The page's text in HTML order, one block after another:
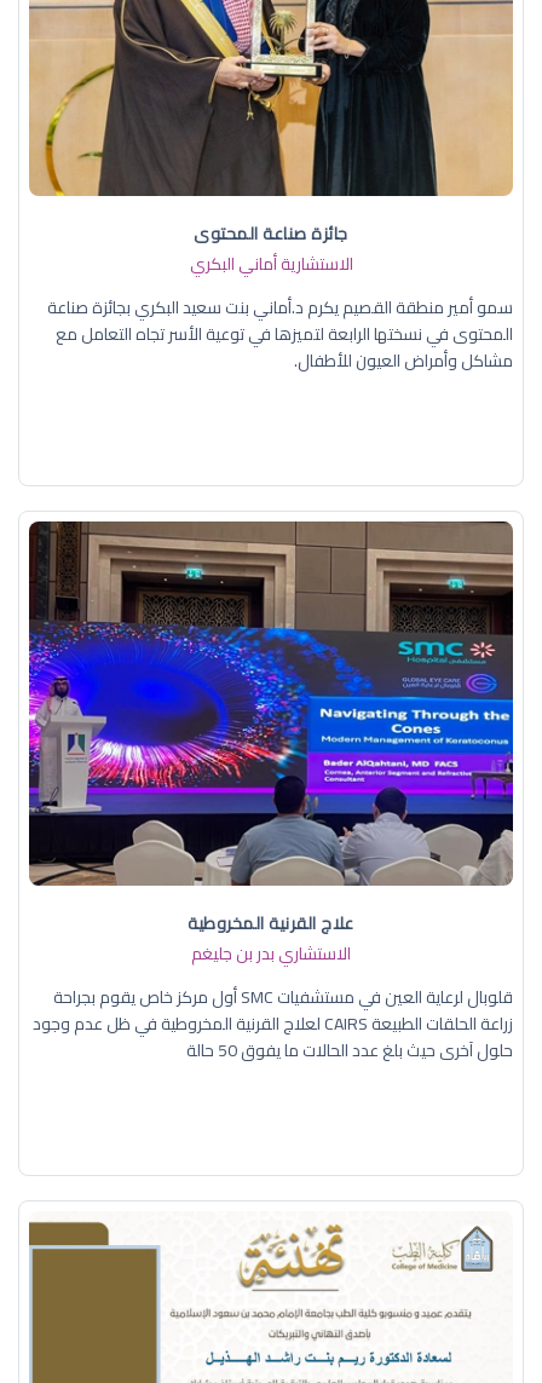
جائزة صناعة المحتوى
الاستشارية أماني البكري
سمو أمير منطقة القصيم يكرم د.أماني بنت سعيد البكري بجائزة صناعة
المحتوى في نسختها الرابعة لتميزها في توعية الأسر تجاه التعامل مع
مشاكل وأمراض العيون للأطفال.
علاج القرنية المخروطية
الاستشاري بدر بن جليغم
قلوبال لرعاية العين في مستشفيات SMC أول مركز خاص يقوم بجراحة
زراعة الحلقات الطبيعة CAIRS لعلاج القرنية المخروطية في ظل عدم وجود
حلول آخرى حيث بلغ عدد الحالات ما يفوق 50 حالة